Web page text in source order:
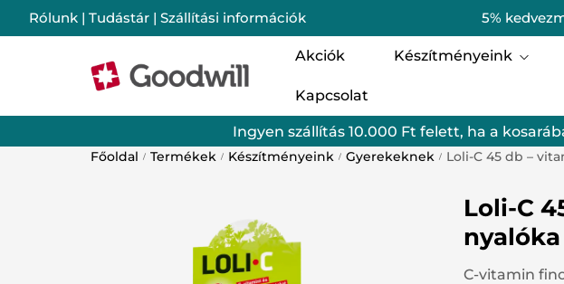
Rólunk | Tudástár | Szállítási információk 5%
Akciók Készítményeink
Csomagok
Mozgásszervi termékek
Kapcsolat
Ingyen szállítás 10.000 Ft felett, ha a
Főoldal / Termékek / Készítményeink / Gyerekeknek / Loli-C 45 db –
Loli-C
nyalóka
C-vitamin